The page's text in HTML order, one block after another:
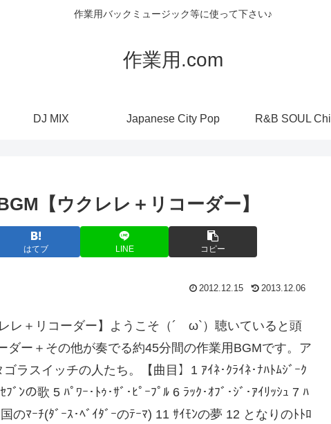
作業用バックミュージック等に使って下さい♪
作業用.com
DJ MIX Japanese City Pop R&B SOUL Chil
【ウクレレ＋リコーダー】
はてブ LINE コピー
2012.12.15 2013.12.06
ようこそ（´ ω`）聴いていると頭
ダー＋その他が奏でる約45分間の作業用BGMです。ア
ラスイッチの人たち。【曲目】1 ｱｲﾈ･ｸﾗｲﾈ･ﾅﾊﾄﾑｼﾞｰｸ
ﾝの歌 5 ﾊﾟﾜｰ･ﾄｩ･ｻﾞ･ﾋﾟｰﾌﾟﾙ 6 ﾗｯｸ･ｵﾌﾞ･ｼﾞ･ｱｲﾘｯｼｭ 7 ﾊ
のﾏｰﾁ(ﾀﾞｰｽ･ﾍﾞｲﾀﾞｰのﾃｰﾏ) 11 ｻｲﾓﾝの夢 12 となりのﾄﾄﾛ